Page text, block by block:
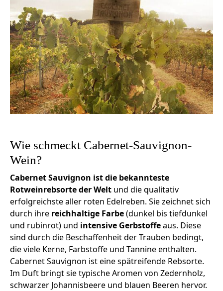
Wie schmeckt Cabernet-Sauvignon-
Wein?
Cabernet Sauvignon ist die bekannteste
Rotweinrebsorte der Welt und die qualitativ
erfolgreichste aller roten Edelreben. Sie zeichnet sich
durch ihre reichhaltige Farbe(dunkel bis tiefdunkel
und rubinrot) und intensive Gerbstoffeaus. Diese
sind durch die Beschaffenheit der Trauben bedingt,
die viele Kerne, Farbstoffe und Tannine enthalten.
Cabernet Sauvignon ist eine spätreifende Rebsorte.
Im Duft bringt sie typische Aromen von Zedernholz,
schwarzer Johannisbeere und blauen Beeren hervor.